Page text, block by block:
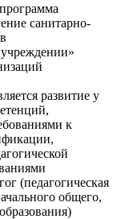
санитарно-
развитие у
к
(педагогическая
общего,